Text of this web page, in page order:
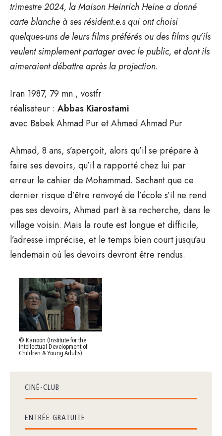
trimestre 2024, la Maison Heinrich Heine a donné
carte blanche à ses résident.e.s qui ont choisi
quelques-uns de leurs films préférés ou des films qu’ils
veulent simplement partager avec le public, et dont ils
aimeraient débattre après la projection.
Iran 1987, 79 mn., vostfr
réalisateur : Abbas Kiarostami
avec Babek Ahmad Pur et Ahmad Ahmad Pur
Ahmad, 8 ans, s’aperçoit, alors qu’il se prépare à
faire ses devoirs, qu’il a rapporté chez lui par
erreur le cahier de Mohammad. Sachant que ce
dernier risque d’être renvoyé de l’école s’il ne rend
pas ses devoirs, Ahmad part à sa recherche, dans le
village voisin. Mais la route est longue et difficile,
l’adresse imprécise, et le temps bien court jusqu’au
lendemain où les devoirs devront être rendus.
© Kanoon (Institute for the
Intellectual Development of
Children & Young Adults)
CINÉ-CLUB
ENTRÉE GRATUITE